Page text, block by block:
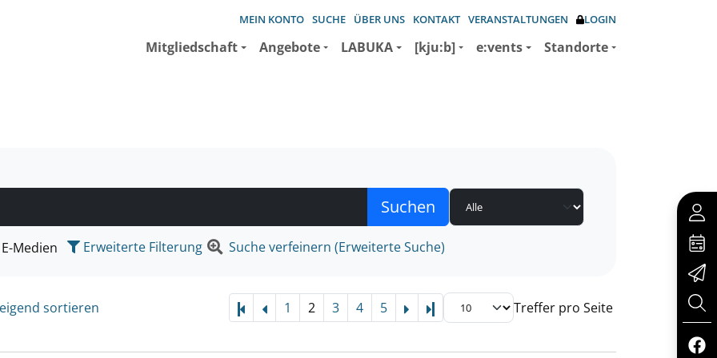
MEIN KONTO SUCHE ÜBER UNS KONTAKT VERANSTALTUNGEN LOGIN
Mitgliedschaft Angebote LABUKA [kju:b] e:vents Standorte
suchen wollen.
E-Medien Erweiterte Filterung Suche verfeinern (Erweiterte Suche)
sortieren 1 2 3 4 5 Letzte Seite Treffer pro Seite